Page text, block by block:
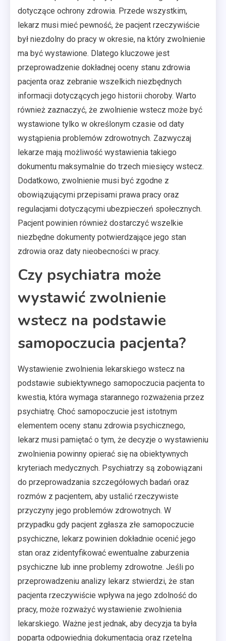
dotyczące ochrony zdrowia. Przede wszystkim,
lekarz musi mieć pewność, że pacjent rzeczywiście
był niezdolny do pracy w okresie, na który zwolnienie
ma być wystawione. Dlatego kluczowe jest
przeprowadzenie dokładnej oceny stanu zdrowia
pacjenta oraz zebranie wszelkich niezbędnych
informacji dotyczących jego historii choroby. Warto
również zaznaczyć, że zwolnienie wstecz może być
wystawione tylko w określonym czasie od daty
wystąpienia problemów zdrowotnych. Zazwyczaj
lekarze mają możliwość wystawienia takiego
dokumentu maksymalnie do trzech miesięcy wstecz.
Dodatkowo, zwolnienie musi być zgodne z
obowiązującymi przepisami prawa pracy oraz
regulacjami dotyczącymi ubezpieczeń społecznych.
Pacjent powinien również dostarczyć wszelkie
niezbędne dokumenty potwierdzające jego stan
zdrowia oraz daty nieobecności w pracy.
Czy psychiatra może
wystawić zwolnienie
wstecz na podstawie
samopoczucia pacjenta?
Wystawienie zwolnienia lekarskiego wstecz na
podstawie subiektywnego samopoczucia pacjenta to
kwestia, która wymaga starannego rozważenia przez
psychiatrę. Choć samopoczucie jest istotnym
elementem oceny stanu zdrowia psychicznego,
lekarz musi pamiętać o tym, że decyzje o wystawieniu
zwolnienia powinny opierać się na obiektywnych
kryteriach medycznych. Psychiatrzy są zobowiązani
do przeprowadzania szczegółowych badań oraz
rozmów z pacjentem, aby ustalić rzeczywiste
przyczyny jego problemów zdrowotnych. W
przypadku gdy pacjent zgłasza złe samopoczucie
psychiczne, lekarz powinien dokładnie ocenić jego
stan oraz zidentyfikować ewentualne zaburzenia
psychiczne lub inne problemy zdrowotne. Jeśli po
przeprowadzeniu analizy lekarz stwierdzi, że stan
pacjenta rzeczywiście wpływa na jego zdolność do
pracy, może rozważyć wystawienie zwolnienia
lekarskiego. Ważne jest jednak, aby decyzja ta była
poparta odpowiednią dokumentacją oraz rzetelną